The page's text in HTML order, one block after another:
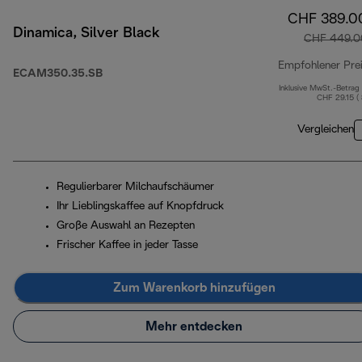
Dinamica, Silver Black
ECAM350.35.SB
CHF
CHF
Empfohlener
Inklusive MwSt.-Betrag
CHF 29.15 (
Vergleichen
Regulierbarer Milchaufschäumer
Ihr Lieblingskaffee auf Knopfdruck
Große Auswahl an Rezepten
Frischer Kaffee in jeder Tasse
Zum Warenkorb hinzufügen
Mehr entdecken